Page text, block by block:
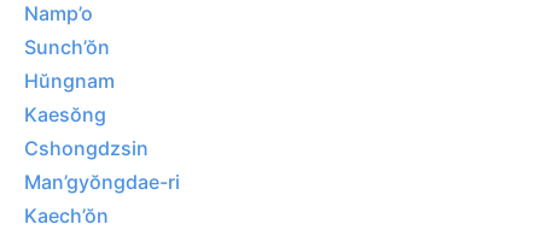
Namp’o
Sunch’ŏn
Hŭngnam
Kaesŏng
Cshongdzsin
Man’gyŏngdae-ri
Kaech’ŏn